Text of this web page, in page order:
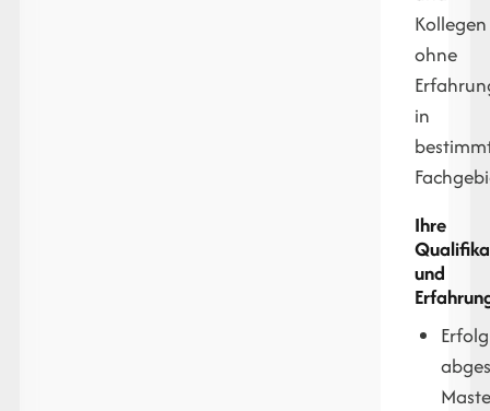
Kollegen
ohne
in
Ihre
und